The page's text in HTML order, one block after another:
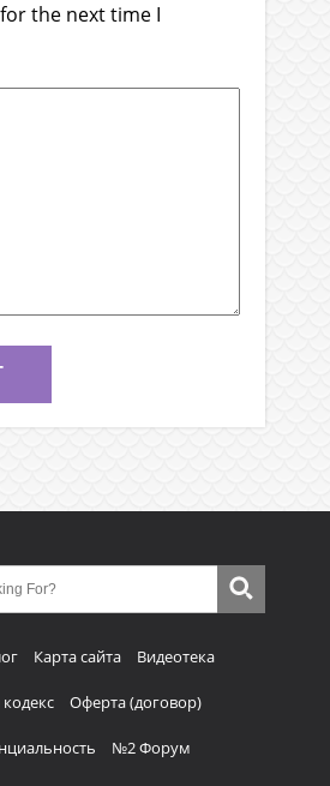
the next time I
Карта сайта Видеотека
Оферта (договор)
№2 Форум